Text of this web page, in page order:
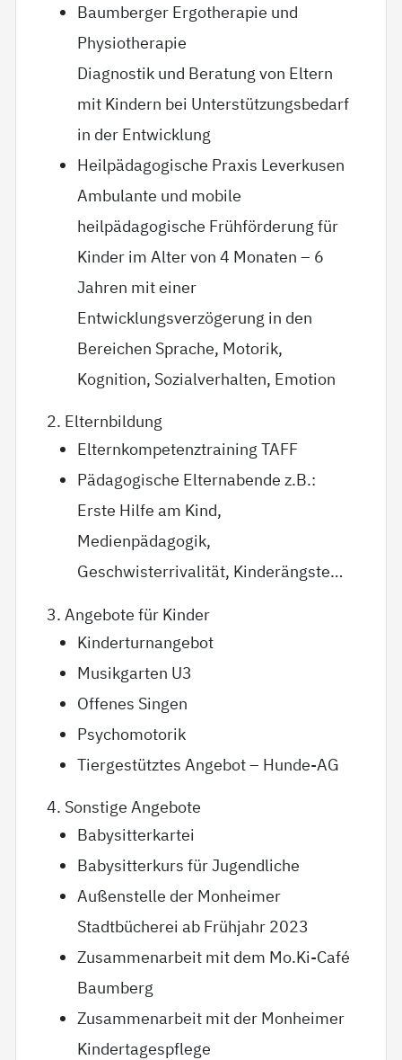
Baumberger Ergotherapie und
Physiotherapie
Diagnostik und Beratung von Eltern
mit Kindern bei Unterstützungsbedarf
in der Entwicklung
Heilpädagogische Praxis Leverkusen
Ambulante und mobile
heilpädagogische Frühförderung für
Kinder im Alter von 4 Monaten – 6
Jahren mit einer
Entwicklungsverzögerung in den
Bereichen Sprache, Motorik,
Kognition, Sozialverhalten, Emotion
2. Elternbildung
Elternkompetenztraining TAFF
Pädagogische Elternabende z.B.:
Erste Hilfe am Kind,
Medienpädagogik,
Geschwisterrivalität, Kinderängste…
3. Angebote für Kinder
Kinderturnangebot
Musikgarten U3
Offenes Singen
Psychomotorik
Tiergestütztes Angebot – Hunde-AG
4. Sonstige Angebote
Babysitterkartei
Babysitterkurs für Jugendliche
Außenstelle der Monheimer
Stadtbücherei ab Frühjahr 2023
Zusammenarbeit mit dem Mo.Ki-Café
Baumberg
Zusammenarbeit mit der Monheimer
Kindertagespflege